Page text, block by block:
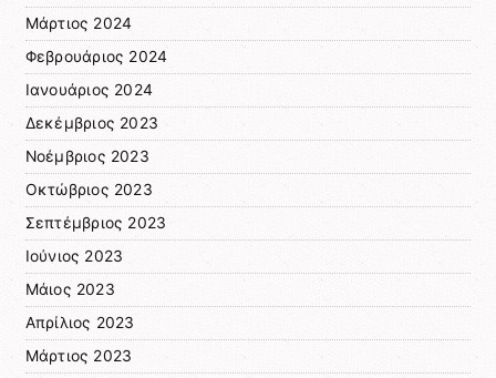
Μάρτιος 2024
Φεβρουάριος 2024
Ιανουάριος 2024
Δεκέμβριος 2023
Νοέμβριος 2023
Οκτώβριος 2023
Σεπτέμβριος 2023
Ιούνιος 2023
Μάιος 2023
Απρίλιος 2023
Μάρτιος 2023